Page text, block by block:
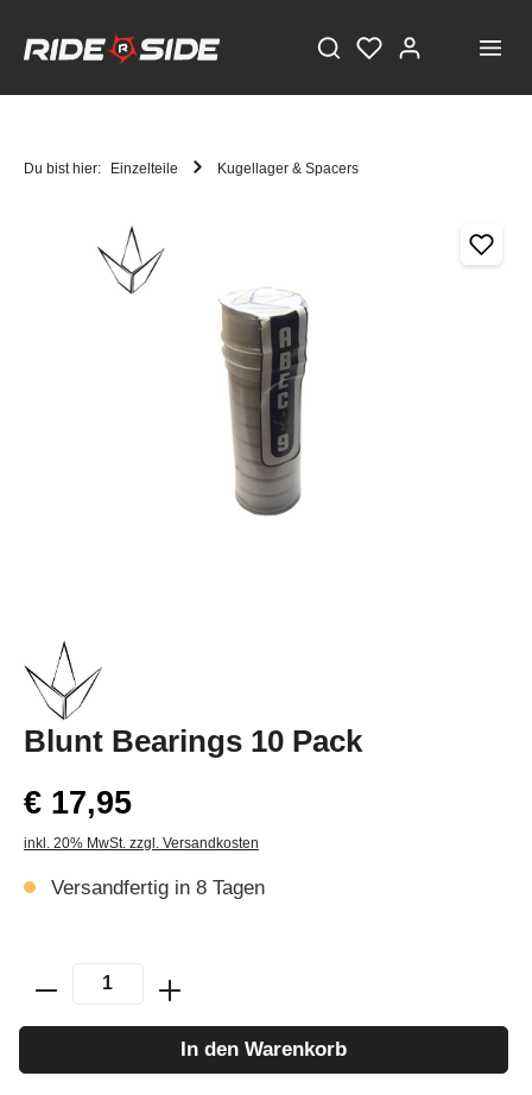
Du bist hier: Einzelteile Kugellager & Spacers
Blunt Bearings 10 Pack
€ 17,95
inkl. 20% MwSt. zzgl. Versandkosten
Versandfertig in 8 Tagen
In den Warenkorb